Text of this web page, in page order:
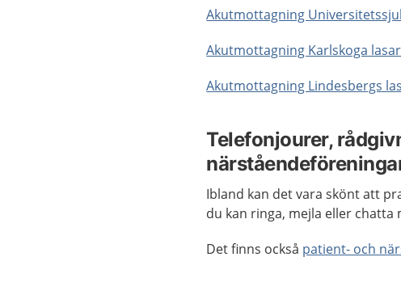
Akutmottagning
Akutmottagning Karlskoga
Akutmottagning Lindesbergs
Telefonjourer,
Ibland kan det vara skönt att
du kan ringa, mejla eller
Det finns också patient- och